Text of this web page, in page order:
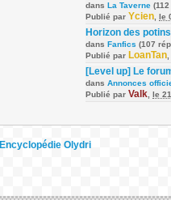
dans La Taverne
Publié par Ycien le
Horizon des potins
dans Fanfics (107
Publié par LoanTan
[Level up] Le
dans Annonces
Publié par Valk le
Encyclopédie Olydri